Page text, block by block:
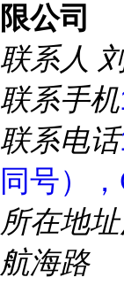
限公司
联系人
联系手机
联系电话
同号）
所在地址
航海路